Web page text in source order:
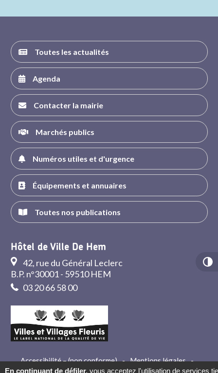
Toutes les actualités
Agenda
Contacter la mairie
Marchés publics
Numéros utiles et d'urgence
Équipements et annuaires
Toutes nos publications
Hôtel de Ville De Hem
42, rue du Général Leclerc
B.P. n°30001 - 59510 HEM
03 20 66 58 00
Accessibilité – (non conforme) - Mentions légales -
Crédits
- Contact
En continuant de défiler, vous acceptez l'utilisation de services